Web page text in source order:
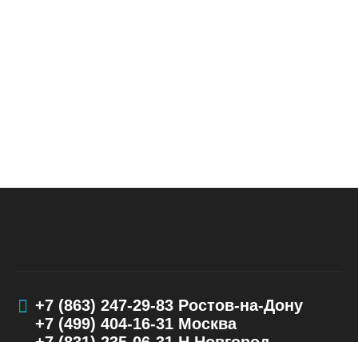
+7 (863) 247-29-83Ростов-на-Дону
+7 (499) 404-16-31Москва